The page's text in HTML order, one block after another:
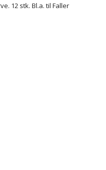
12 stk. Bl.a. til Faller